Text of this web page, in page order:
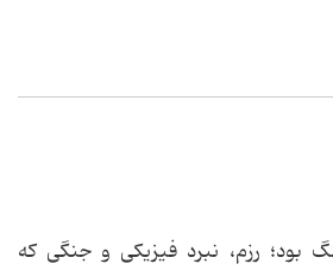
بود؛ رزم، نبرد فیزیکی و جنگی که